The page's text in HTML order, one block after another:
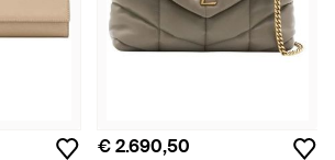
€ 2.690,50